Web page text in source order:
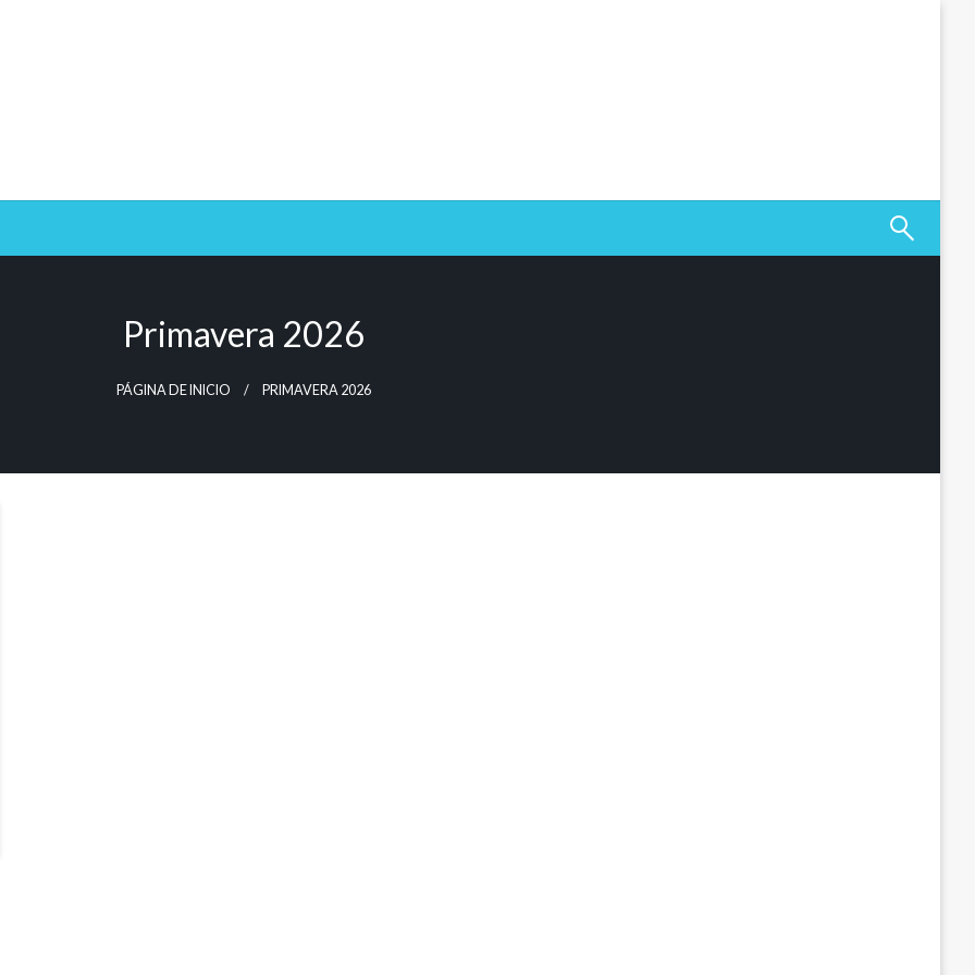
Primavera 2026
PÁGINA DE INICIO PRIMAVERA 2026